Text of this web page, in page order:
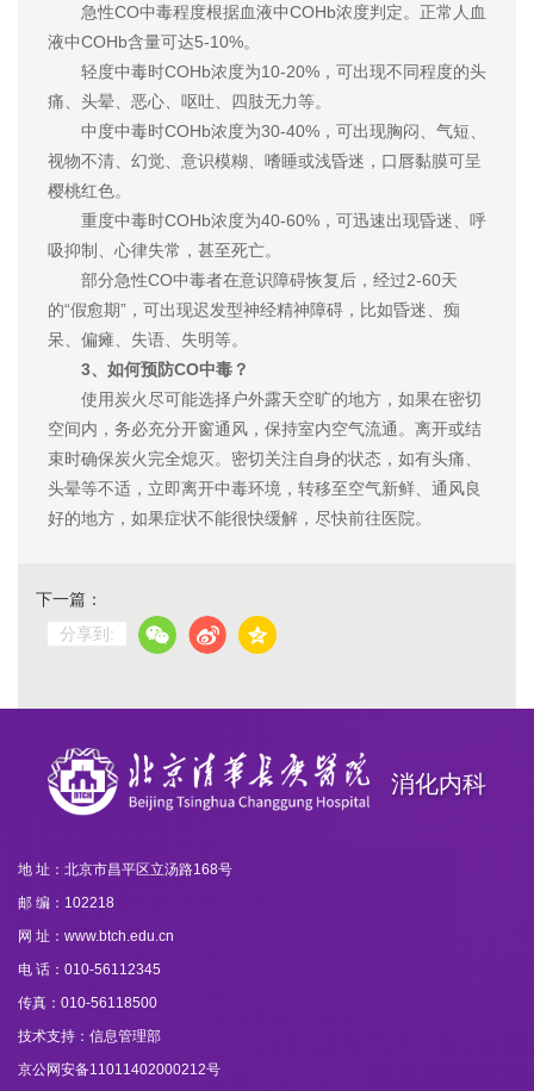
急性CO中毒程度根据血液中COHb浓度判定。正常人血
液中COHb含量可达5-10%。
轻度中毒时COHb浓度为10-20%，可出现不同程度的头
痛、头晕、恶心、呕吐、四肢无力等。
中度中毒时COHb浓度为30-40%，可出现胸闷、气短、
视物不清、幻觉、意识模糊、嗜睡或浅昏迷，口唇黏膜可呈
樱桃红色。
重度中毒时COHb浓度为40-60%，可迅速出现昏迷、呼
吸抑制、心律失常，甚至死亡。
部分急性CO中毒者在意识障碍恢复后，经过2-60天
的“假愈期”，可出现迟发型神经精神障碍，比如昏迷、痴
呆、偏瘫、失语、失明等。
3、如何预防CO中毒？
使用炭火尽可能选择户外露天空旷的地方，如果在密切
空间内，务必充分开窗通风，保持室内空气流通。离开或结
束时确保炭火完全熄灭。密切关注自身的状态，如有头痛、
头晕等不适，立即离开中毒环境，转移至空气新鲜、通风良
好的地方，如果症状不能很快缓解，尽快前往医院。
下一篇：
分享到:
消化内科
地 址：北京市昌平区立汤路168号
邮 编：102218
网 址：www.btch.edu.cn
电 话：010-56112345
传真：010-56118500
技术支持：信息管理部
京公网安备11011402000212号